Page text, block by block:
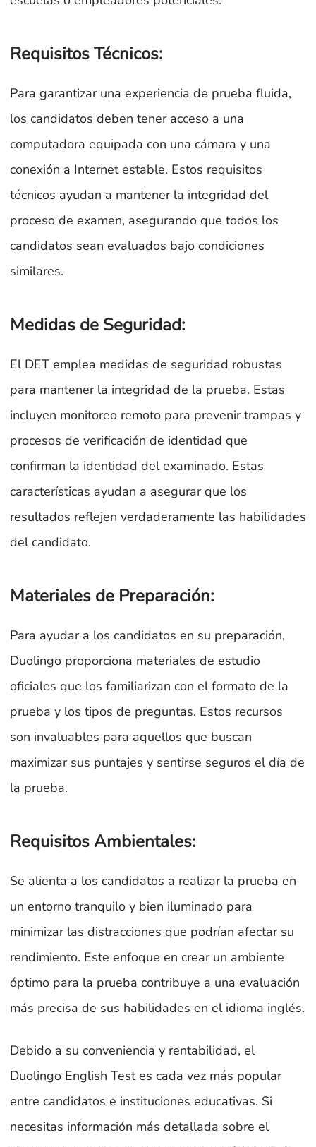
Requisitos Técnicos:
Para garantizar una experiencia de prueba fluida,
los candidatos deben tener acceso a una
computadora equipada con una cámara y una
conexión a Internet estable. Estos requisitos
técnicos ayudan a mantener la integridad del
proceso de examen, asegurando que todos los
candidatos sean evaluados bajo condiciones
similares.
Medidas de Seguridad:
El DET emplea medidas de seguridad robustas
para mantener la integridad de la prueba. Estas
incluyen monitoreo remoto para prevenir trampas y
procesos de verificación de identidad que
confirman la identidad del examinado. Estas
características ayudan a asegurar que los
resultados reflejen verdaderamente las habilidades
del candidato.
Materiales de Preparación:
Para ayudar a los candidatos en su preparación,
Duolingo proporciona materiales de estudio
oficiales que los familiarizan con el formato de la
prueba y los tipos de preguntas. Estos recursos
son invaluables para aquellos que buscan
maximizar sus puntajes y sentirse seguros el día de
la prueba.
Requisitos Ambientales:
Se alienta a los candidatos a realizar la prueba en
un entorno tranquilo y bien iluminado para
minimizar las distracciones que podrían afectar su
rendimiento. Este enfoque en crear un ambiente
óptimo para la prueba contribuye a una evaluación
más precisa de sus habilidades en el idioma inglés.
Debido a su conveniencia y rentabilidad, el
Duolingo English Test es cada vez más popular
entre candidatos e instituciones educativas. Si
necesitas información más detallada sobre el